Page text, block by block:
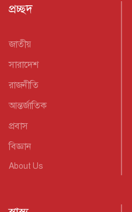
প্রচ্ছদ
জাতীয়
সারাদেশ
রাজনীতি
আন্তর্জাতিক
প্রবাস
বিজ্ঞান
About Us